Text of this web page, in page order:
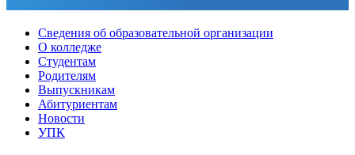
Сведения об образовательной организации
О колледже
Студентам
Родителям
Выпускникам
Абитуриентам
Новости
УПК